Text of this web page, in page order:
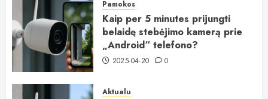
Pamokos
Kaip per 5 minutes prijungti
belaidę stebėjimo kamerą prie
„Android“ telefono?
2025-04-20 0
Aktualu